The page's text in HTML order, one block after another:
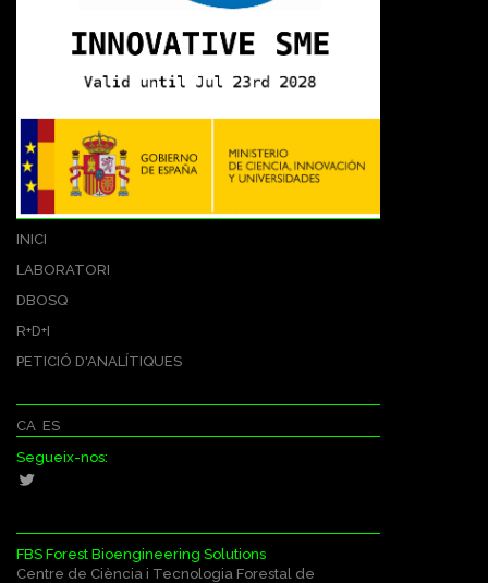
INICI
LABORATORI
DBOSQ
R+D+I
PETICIÓ D'ANALÍTIQUES
CA ES
Segueix-nos:
FBS Forest Bioengineering Solutions
Centre de Ciència i Tecnologia Forestal de